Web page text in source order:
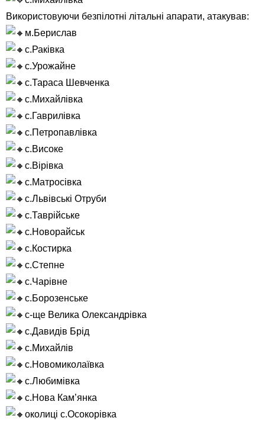
Використовуючи безпілотні літальні апарати, атакував:
м.Берислав
с.Раківка
с.Урожайне
с.Тараса Шевченка
с.Михайлівка
с.Гаврилівка
с.Петропавлівка
с.Високе
с.Вірівка
с.Матросівка
с.Львівські Отруби
с.Таврійське
с.Новорайськ
с.Костирка
с.Степне
с.Чарівне
с.Борозенське
с-ще Велика Олександрівка
с.Давидів Брід
с.Михайлів
с.Новомиколаївка
с.Любимівка
с.Нова Кам’янка
околиці с.Осокорівка